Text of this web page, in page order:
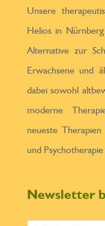
Unsere
Helios in
Alternative zur
Erwachsene und
dabei sowohl
moderne
neueste
und
Newsletter